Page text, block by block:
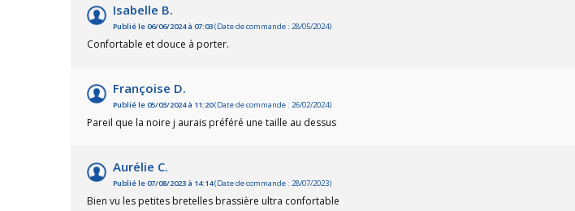
Isabelle B.
Publié le 06/06/2024 à 07:03(Date de commande : 28/05/2024)
Confortable et douce à porter.
Françoise D.
Publié le 05/03/2024 à 11:20(Date de commande : 26/02/2024)
Pareil que la noire j aurais préféré une taille au dessus
Aurélie C.
Publié le 07/08/2023 à 14:14(Date de commande : 28/07/2023)
Bien vu les petites bretelles brassière ultra confortable